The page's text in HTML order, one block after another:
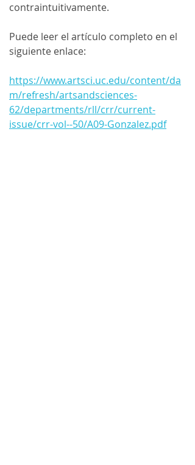
contraintuitivamente.
Puede leer el artículo completo en el
siguiente enlace:
https://www.artsci.uc.edu/content/da
m/refresh/artsandsciences-
62/departments/rll/crr/current-
issue/crr-vol--50/A09-Gonzalez.pdf